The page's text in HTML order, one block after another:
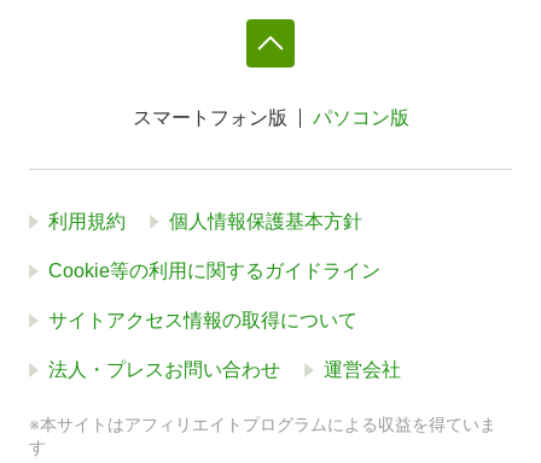
スマートフォン版 パソコン版
利用規約 個人情報保護基本方針
Cookie等の利用に関するガイドライン
サイトアクセス情報の取得について
法人・プレスお問い合わせ 運営会社
※本サイトはアフィリエイトプログラムによる収益を得ていま
す